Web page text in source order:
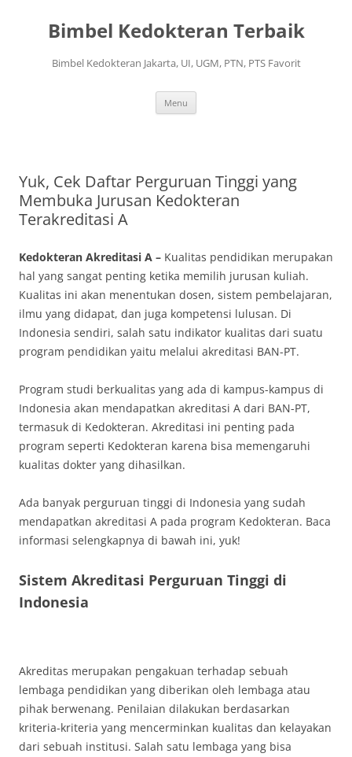
Bimbel Kedokteran Terbaik
Bimbel Kedokteran Jakarta, UI, UGM, PTN, PTS Favorit
Menu
Yuk, Cek Daftar Perguruan Tinggi yang
Membuka Jurusan Kedokteran
Terakreditasi A
Kedokteran Akreditasi A – Kualitas pendidikan merupakan
hal yang sangat penting ketika memilih jurusan kuliah.
Kualitas ini akan menentukan dosen, sistem pembelajaran,
ilmu yang didapat, dan juga kompetensi lulusan. Di
Indonesia sendiri, salah satu indikator kualitas dari suatu
program pendidikan yaitu melalui akreditasi BAN-PT.
Program studi berkualitas yang ada di kampus-kampus di
Indonesia akan mendapatkan akreditasi A dari BAN-PT,
termasuk di Kedokteran. Akreditasi ini penting pada
program seperti Kedokteran karena bisa memengaruhi
kualitas dokter yang dihasilkan.
Ada banyak perguruan tinggi di Indonesia yang sudah
mendapatkan akreditasi A pada program Kedokteran. Baca
informasi selengkapnya di bawah ini, yuk!
Sistem Akreditasi Perguruan Tinggi di
Indonesia
Akreditas merupakan pengakuan terhadap sebuah
lembaga pendidikan yang diberikan oleh lembaga atau
pihak berwenang. Penilaian dilakukan berdasarkan
kriteria-kriteria yang mencerminkan kualitas dan kelayakan
dari sebuah institusi. Salah satu lembaga yang bisa